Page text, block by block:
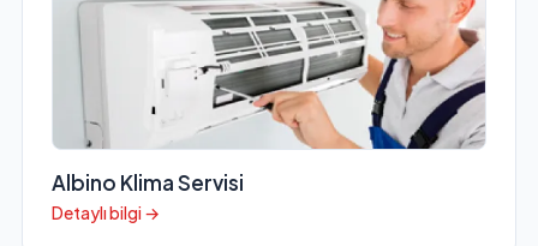
Albino Klima Servisi
Detaylı bilgi →